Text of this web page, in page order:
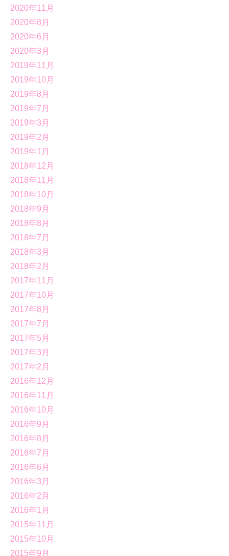
2020年11月
2020年8月
2020年6月
2020年3月
2019年11月
2019年10月
2019年8月
2019年7月
2019年3月
2019年2月
2019年1月
2018年12月
2018年11月
2018年10月
2018年9月
2018年8月
2018年7月
2018年3月
2018年2月
2017年11月
2017年10月
2017年8月
2017年7月
2017年5月
2017年3月
2017年2月
2016年12月
2016年11月
2016年10月
2016年9月
2016年8月
2016年7月
2016年6月
2016年3月
2016年2月
2016年1月
2015年11月
2015年10月
2015年9月